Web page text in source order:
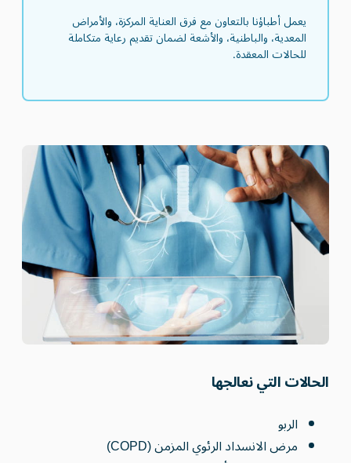
يعمل أطباؤنا بالتعاون مع فرق العناية المركزة، والأمراض
المعدية، والباطنية، والأشعة لضمان تقديم رعاية متكاملة
للحالات المعقدة.
الحالات التي نعالجها
الربو
مرض الانسداد الرئوي المزمن (COPD)